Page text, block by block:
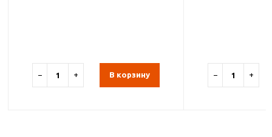
− + В корзину − +